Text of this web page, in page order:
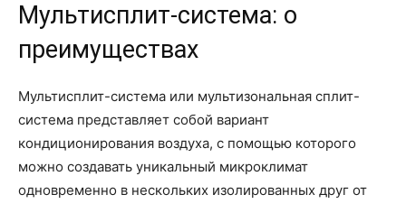
Мультисплит-система: о
преимуществах
Мультисплит-система или мультизональная сплит-
система представляет собой вариант
кондиционирования воздуха, с помощью которого
можно создавать уникальный микроклимат
одновременно в нескольких изолированных друг от